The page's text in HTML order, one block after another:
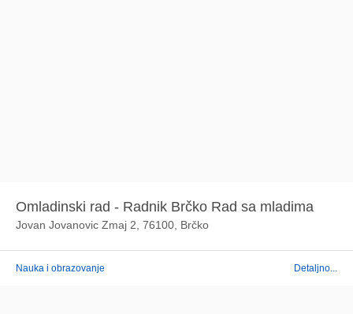
Omladinski rad - Radnik Brčko Rad sa mladima
Jovan Jovanovic Zmaj 2, 76100, Brčko
Nauka i obrazovanje Detaljno...